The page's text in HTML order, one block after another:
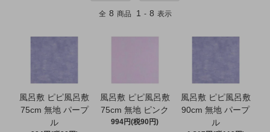
全 8 商品 1 - 8 表示
風呂敷 ピピ風呂敷
75cm 無地 パープ
ル
風呂敷 ピピ風呂敷
75cm 無地 ピンク
994円(税90円)
風呂敷 ピピ風呂敷
90cm 無地 パープ
ル